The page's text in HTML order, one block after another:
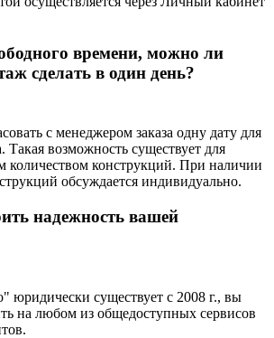
времени, можно ли
сделать в один день?
с менеджером заказа одну дату для
Такая возможность существует для
количеством конструкций. При наличии
обсуждается индивидуально.
надежность вашей
существует с 2008 г., вы
на любом из общедоступных сервисов